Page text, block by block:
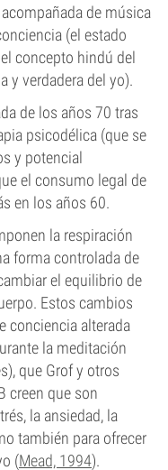
de música
(el estado
concepto hindú del
y verdadera del yo).
de los años 70 tras
psicodélica (que se
y potencial
el consumo legal de
en los años 60.
la respiración
forma controlada de
el equilibrio de
Estos cambios
conciencia alterada
la meditación
que Grof y otros
creen que son
la ansiedad, la
también para ofrecer
(Mead, 1994).